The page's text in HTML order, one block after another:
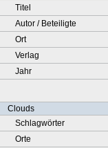
Titel
Autor / Beteiligte
Ort
Verlag
Jahr
Clouds
Schlagwörter
Orte